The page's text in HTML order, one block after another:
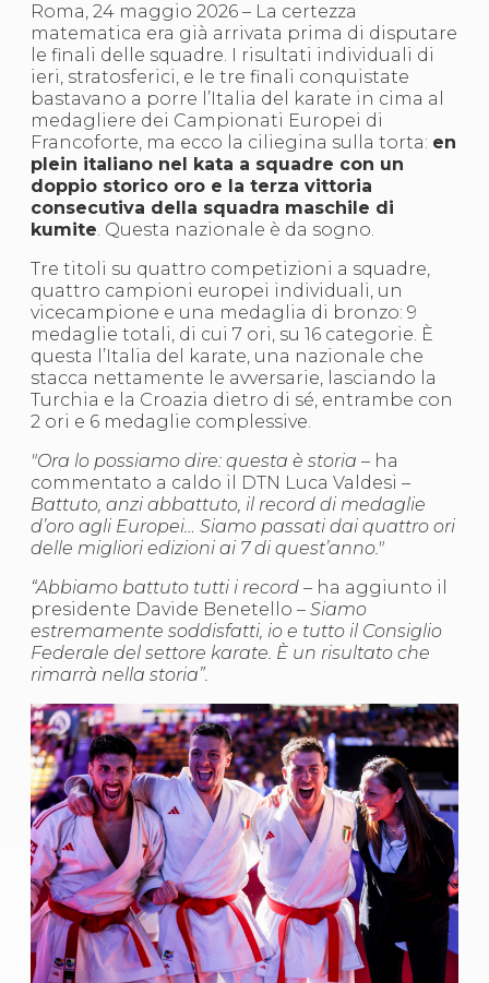
Grappling
BJJ
Pancrazio/Pankration
S'istrumpa
News
Calendario Attività
Difesa Personale MGA
La disciplina
News
Merchandising
Mappa del sito
Cerca
Contatti
News
Cookies Accept
Newsletter
Catalogo formativo
Webinar
Corsi Monotematici
Corsi di Specializzazione
Corsi FIJLKAM-FISDIR
Corsi Preparatore Fisico
Edutraining class - Didattica infantile
Corso dirigenti sportivi
Corso Direttore di Gara
Sportello Fiscale
News
Modulistica
FAQ
Quesiti fiscali
Documenti
Roma, 24 maggio 2026 – La certezza
matematica era già arrivata prima di disputare
le finali delle squadre. I risultati individuali di
ieri, stratosferici, e le tre finali conquistate
bastavano a porre l’Italia del karate in cima al
medagliere dei Campionati Europei di
Francoforte, ma ecco la ciliegina sulla torta: en
plein italiano nel kata a squadre con un
doppio storico oro e la terza vittoria
consecutiva della squadra maschile di
kumite. Questa nazionale è da sogno.
Tre titoli su quattro competizioni a squadre,
quattro campioni europei individuali, un
vicecampione e una medaglia di bronzo: 9
medaglie totali, di cui 7 ori, su 16 categorie. È
questa l’Italia del karate, una nazionale che
stacca nettamente le avversarie, lasciando la
Turchia e la Croazia dietro di sé, entrambe con
2 ori e 6 medaglie complessive.
"Ora lo possiamo dire: questa è storia – ha
commentato a caldo il DTN Luca Valdesi –
Battuto, anzi abbattuto, il record di medaglie
d’oro agli Europei… Siamo passati dai quattro ori
delle migliori edizioni ai 7 di quest’anno."
“Abbiamo battuto tutti i record – ha aggiunto il
presidente Davide Benetello – Siamo
estremamente soddisfatti, io e tutto il Consiglio
Federale del settore karate. È un risultato che
rimarrà nella storia”.